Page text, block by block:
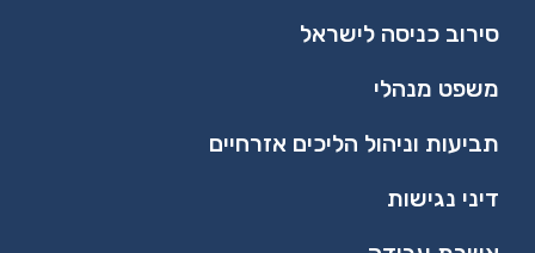
סירוב כניסה לישראל
משפט מנהלי​
תביעות וניהול הליכים אזרחיים
דיני נגישות